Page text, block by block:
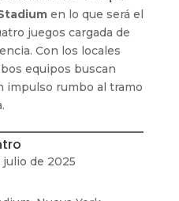
en lo que será el
juegos cargada de
Con los locales
equipos buscan
impulso rumbo al tramo
de 2025